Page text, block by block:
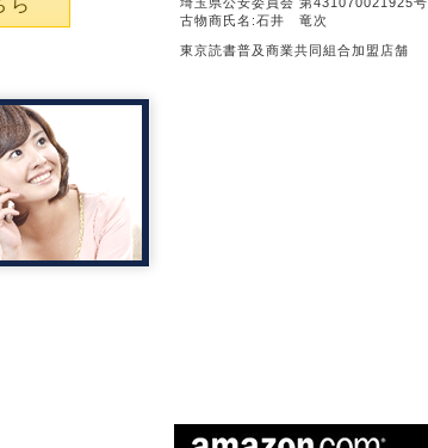
ら
古物商氏名:石井 竜次
東京読書普及商業共同組合加盟店舗